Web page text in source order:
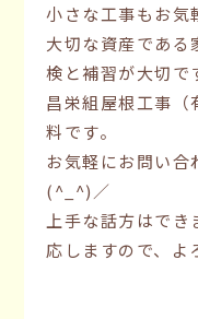
小さな工事もお気
大切な資産である
検と補習が大切で
昌栄組屋根工事（
料です。
お気軽にお問い合
(^_^)／
上手な話方はで
応しますので、よ